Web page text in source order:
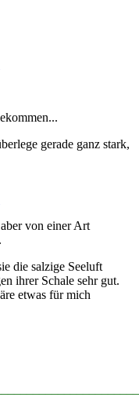
gerade ganz stark,
von einer Art
die salzige Seeluft
ihrer Schale sehr gut.
etwas für mich